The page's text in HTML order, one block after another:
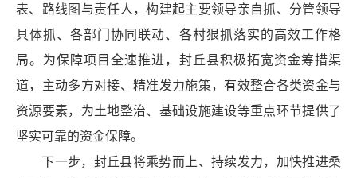
表、路线图与责任人，构建起主要领导亲自抓、分管领导
具体抓、各部门协同联动、各村狠抓落实的高效工作格
局。为保障项目全速推进，封丘县积极拓宽资金筹措渠
道，主动多方对接、精准发力施策，有效整合各类资金与
资源要素，为土地整治、基础设施建设等重点环节提供了
坚实可靠的资金保障。
下一步，封丘县将乘势而上、持续发力，加快推进桑